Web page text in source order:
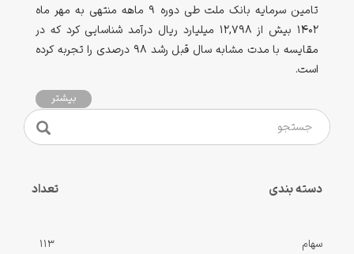
تامین سرمایه بانک ملت طی دوره ۹ ماهه منتهی به مهر ماه
۱۴۰۲ بیش از ۱۲,۷۹۸ میلیارد ریال درآمد شناسایی کرد که در
مقایسه با مدت مشابه سال قبل رشد ۹۸ درصدی را تجربه کرده
است.
بیشتر
دسته بندی تعداد
سهام
113